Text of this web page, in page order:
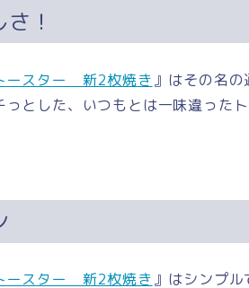
！
ースター 新2枚焼き』はその名
とした、いつもとは一味違った
ースター 新2枚焼き』はシンプ